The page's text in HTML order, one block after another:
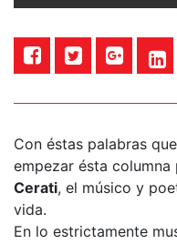
Con éstas palabras
empezar ésta columna
Cerati, el músico y
vida.
En lo estrictamente